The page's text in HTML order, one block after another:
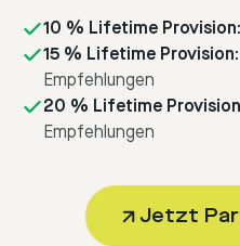
10 % Lifetime Provision:
15 % Lifetime Provision:
Empfehlungen
20 % Lifetime
Empfehlungen
Jetzt